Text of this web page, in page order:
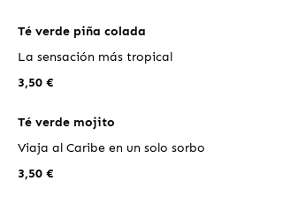
Té verde piña colada
La sensación más tropical
3,50 €
Té verde mojito
Viaja al Caribe en un solo sorbo
3,50 €